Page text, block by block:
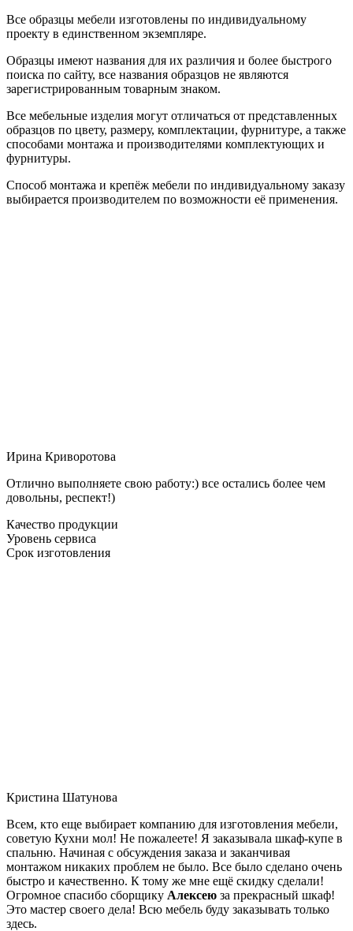
Все образцы мебели изготовлены по индивидуальному
проекту в единственном экземпляре.
Образцы имеют названия для их различия и более быстрого
поиска по сайту, все названия образцов не являются
зарегистрированным товарным знаком.
Все мебельные изделия могут отличаться от представленных
образцов по цвету, размеру, комплектации, фурнитуре, а также
способами монтажа и производителями комплектующих и
фурнитуры.
Способ монтажа и крепёж мебели по индивидуальному заказу
выбирается производителем по возможности её применения.
Ирина Криворотова
Отлично выполняете свою работу:) все остались более чем
довольны, респект!)
Качество продукции
Уровень сервиса
Срок изготовления
Кристина Шатунова
Всем, кто еще выбирает компанию для изготовления мебели,
советую Кухни мол! Не пожалеете! Я заказывала шкаф-купе в
спальню. Начиная с обсуждения заказа и заканчивая
монтажом никаких проблем не было. Все было сделано очень
быстро и качественно. К тому же мне ещё скидку сделали!
Огромное спасибо сборщику Алексею за прекрасный шкаф!
Это мастер своего дела! Всю мебель буду заказывать только
здесь.